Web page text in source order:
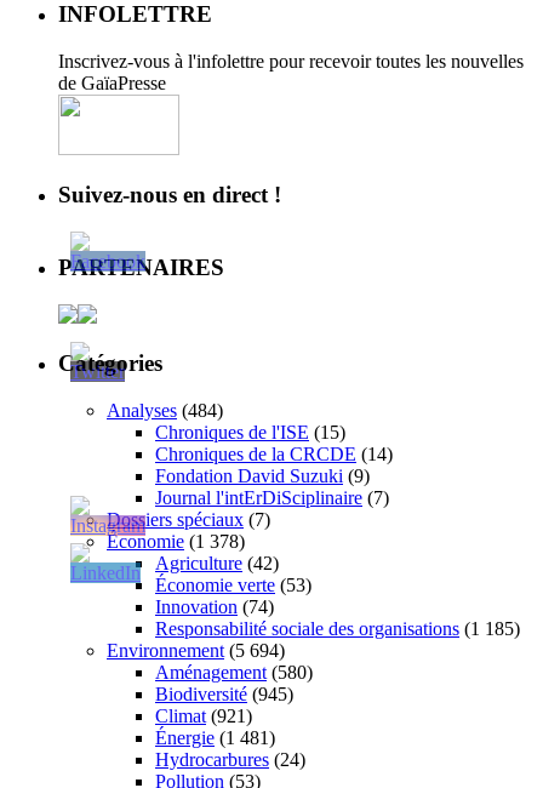
INFOLETTRE
Inscrivez-vous à l'infolettre pour recevoir toutes les nouvelles
de GaïaPresse
Suivez-nous en direct !
PARTENAIRES
Catégories
Analyses (484)
Chroniques de l'ISE (15)
Chroniques de la CRCDE (14)
Fondation David Suzuki (9)
Journal l'intErDiSciplinaire (7)
Dossiers spéciaux (7)
Économie (1 378)
Agriculture (42)
Économie verte (53)
Innovation (74)
Responsabilité sociale des organisations (1 185)
Environnement (5 694)
Aménagement (580)
Biodiversité (945)
Climat (921)
Énergie (1 481)
Hydrocarbures (24)
Pollution (53)